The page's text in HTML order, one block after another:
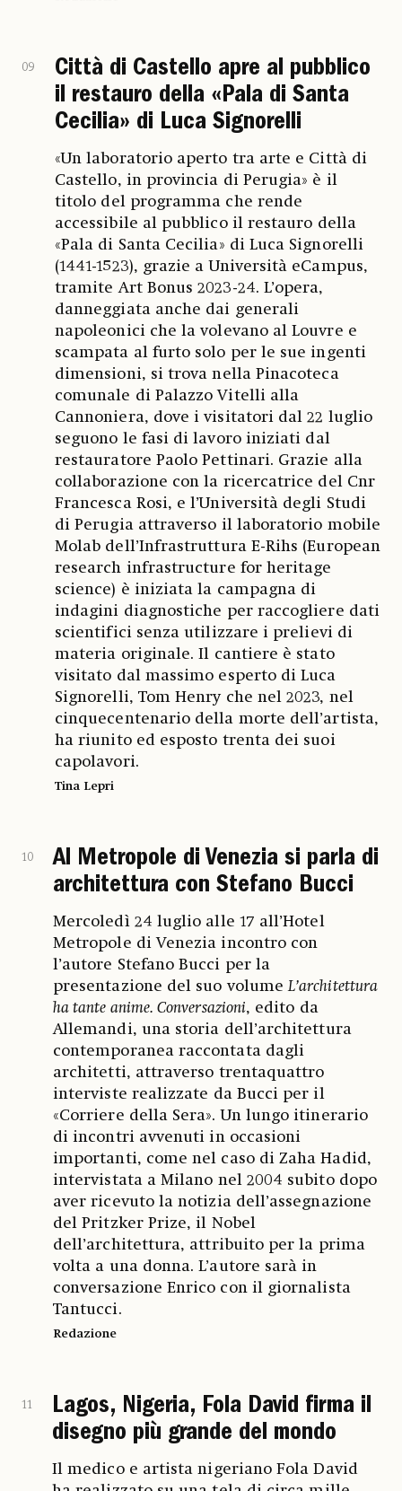
09
Città di Castello apre al pubblico
il restauro della «Pala di Santa
Cecilia» di Luca Signorelli
«Un laboratorio aperto tra arte e Città di
Castello, in provincia di Perugia» è il
titolo del programma che rende
accessibile al pubblico il restauro della
«Pala di Santa Cecilia» di Luca Signorelli
(1441-1523), grazie a Università eCampus,
tramite Art Bonus 2023-24. L’opera,
danneggiata anche dai generali
napoleonici che la volevano al Louvre e
scampata al furto solo per le sue ingenti
dimensioni, si trova nella Pinacoteca
comunale di Palazzo Vitelli alla
Cannoniera, dove i visitatori dal 22 luglio
seguono le fasi di lavoro iniziati dal
restauratore Paolo Pettinari. Grazie alla
collaborazione con la ricercatrice del Cnr
Francesca Rosi, e l’Università degli Studi
di Perugia attraverso il laboratorio mobile
Molab dell’Infrastruttura E-Rihs (European
research infrastructure for heritage
science) è iniziata la campagna di
indagini diagnostiche per raccogliere dati
scientifici senza utilizzare i prelievi di
materia originale. Il cantiere è stato
visitato dal massimo esperto di Luca
Signorelli, Tom Henry che nel 2023, nel
cinquecentenario della morte dell’artista,
ha riunito ed esposto trenta dei suoi
capolavori.
Tina Lepri
10
Al Metropole di Venezia si parla di
architettura con Stefano Bucci
Mercoledì 24 luglio alle 17 all’Hotel
Metropole di Venezia incontro con
l’autore Stefano Bucci per la
presentazione del suo volumeL’architettura
ha tante anime. Conversazioni, edito da
Allemandi, una storia dell’architettura
contemporanea raccontata dagli
architetti, attraverso trentaquattro
interviste realizzate da Bucci per il
«Corriere della Sera». Un lungo itinerario
di incontri avvenuti in occasioni
importanti, come nel caso di Zaha Hadid,
intervistata a Milano nel 2004 subito dopo
aver ricevuto la notizia dell’assegnazione
del Pritzker Prize, il Nobel
dell’architettura, attribuito per la prima
volta a una donna. L’autore sarà in
conversazione Enrico con il giornalista
Tantucci.
Redazione
11
Lagos, Nigeria, Fola David firma il
disegno più grande del mondo
Il medico e artista nigeriano Fola David